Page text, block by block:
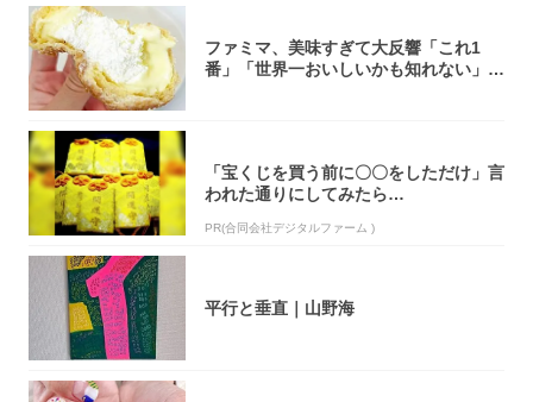
ファミマ、美味すぎて大反響「これ1
番」「世界一おいしいかも知れない」
「宝くじを買う前に〇〇をしただけ」言
われた通りにしてみたら…
PR(合同会社デジタルファーム )
平行と垂直｜山野海